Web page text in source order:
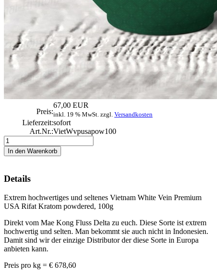
Preis:
67,00 EUR
inkl. 19 % MwSt. zzgl. Versandkosten
Lieferzeit:sofort
Art.Nr.:VietWvpusapow100
Details
Extrem hochwertiges und seltenes Vietnam White Vein Premium
USA Rifat Kratom powdered, 100g
Direkt vom Mae Kong Fluss Delta zu euch. Diese Sorte ist extrem
hochwertig und selten. Man bekommt sie auch nicht in Indonesien.
Damit sind wir der einzige Distributor der diese Sorte in Europa
anbieten kann.
Preis pro kg = € 678,60